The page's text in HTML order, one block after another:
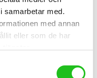
samarbetar med.
med annan
eller som de har